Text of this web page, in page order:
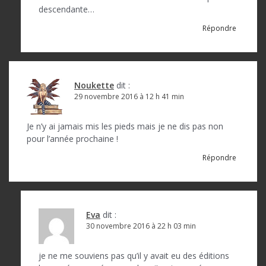
descendante…
Répondre
Noukette dit :
29 novembre 2016 à 12 h 41 min
Je n’y ai jamais mis les pieds mais je ne dis pas non
pour l’année prochaine !
Répondre
Eva dit :
30 novembre 2016 à 22 h 03 min
je ne me souviens pas qu’il y avait eu des éditions